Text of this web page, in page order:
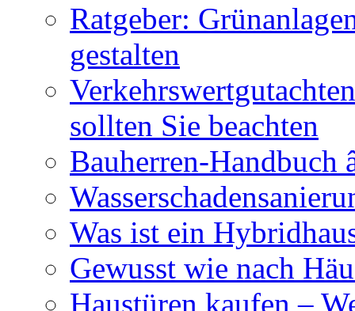
Ratgeber:
gestalten
sollten Sie beachten
Bauherren-Handbuch
Was ist ein
Gewusst wie nach
Haustüren kaufen –